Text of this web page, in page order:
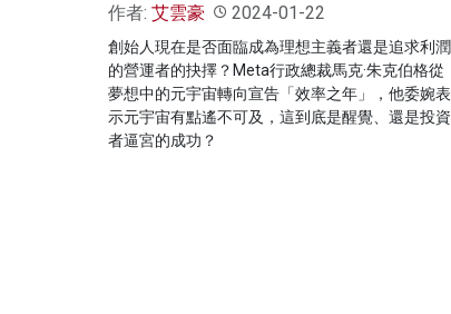
作者: 艾雲豪 2024-01-22
創始人現在是否面臨成為理想主義者還是追求利潤
的營運者的抉擇？Meta行政總裁馬克·朱克伯格從
夢想中的元宇宙轉向宣告「效率之年」，他委婉表
示元宇宙有點遙不可及，這到底是醒覺、還是投資
者逼宮的成功？